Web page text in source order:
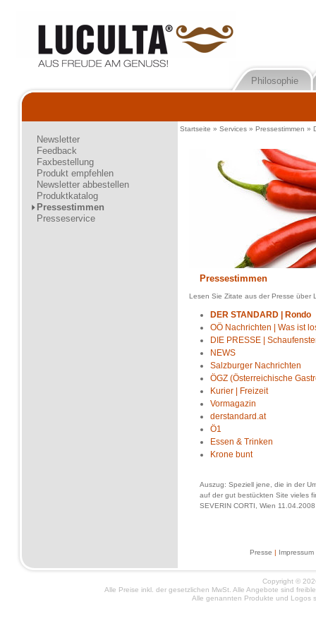
Philosophie
Newsletter
Feedback
Faxbestellung
Produkt empfehlen
Newsletter abbestellen
Produktkatalog
Pressestimmen
Presseservice
Startseite » Services» Pressestimmen »
Pressestimmen
Lesen Sie Zitate aus der Presse über
DER STANDARD | Rondo
OÖ Nachrichten | Was ist
DIE PRESSE |
NEWS
Salzburger Nachrichten
ÖGZ (Österreichische
Kurier | Freizeit
Vormagazin
derstandard.at
Ö1
Essen & Trinken
Krone bunt
Auszug: Speziell jene, die in der
auf der gut bestückten Site vieles
SEVERIN CORTI, Wien 11.04.2008
Presse | Impressum
Copyright ©
Alle Preise inkl. der gesetzlichen MwSt. Alle Angebote sind
Alle genannten Produkte und Logos